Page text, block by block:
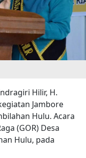
Hilir, H.
Jambore
Hulu. Acara
(GOR) Desa
Hulu, pada